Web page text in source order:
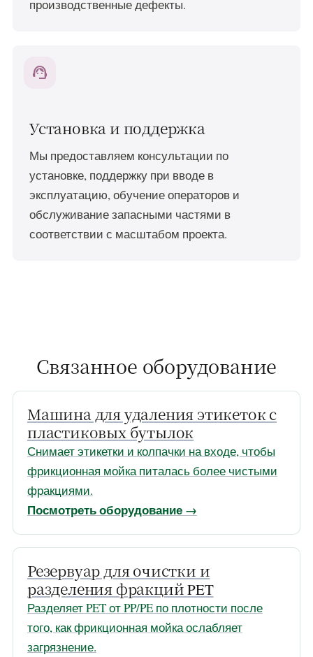
производственные дефекты.
support_agent
Установка и поддержка
Мы предоставляем консультации по
установке, поддержку при вводе в
эксплуатацию, обучение операторов и
обслуживание запасными частями в
соответствии с масштабом проекта.
Связанное оборудование
Машина для удаления этикеток с
пластиковых бутылок
Снимает этикетки и колпачки на входе, чтобы
фрикционная мойка питалась более чистыми
фракциями.
Посмотреть оборудование →
Резервуар для очистки и
разделения фракций PET
Разделяет PET от PP/PE по плотности после
того, как фрикционная мойка ослабляет
загрязнение.